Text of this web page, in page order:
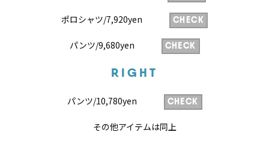
ポロシャツ/7,920yen CHECK
パンツ/9,680yen CHECK
RIGHT
パンツ/10,780yen CHECK
その他アイテムは同上